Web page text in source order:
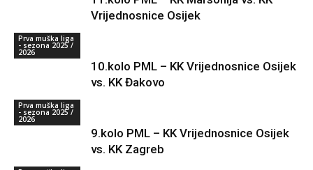
Vrijednosnice Osijek
Prva muška liga
- sezona 2025 /
2026
10.kolo PML – KK Vrijednosnice Osijek
vs. KK Đakovo
Prva muška liga
- sezona 2025 /
2026
9.kolo PML – KK Vrijednosnice Osijek
vs. KK Zagreb